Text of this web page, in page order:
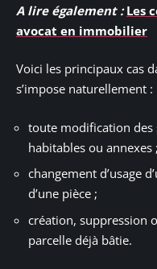
A lire également : Les
avocat en immobilier
Voici les principaux cas
s’impose naturellement :
toute modification des
habitables ou annexes ;
changement d’usage
d’une pièce ;
création, suppression
parcelle déjà bâtie.